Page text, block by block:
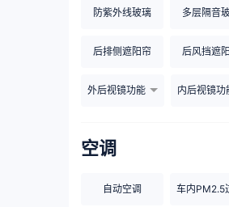
防紫外线玻璃 多层隔音
后排侧遮阳帘 后风挡遮
外后视镜功能 内后视镜功
空调
自动空调 车内PM2.5